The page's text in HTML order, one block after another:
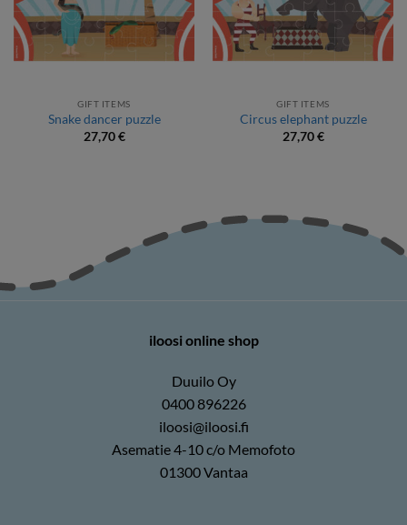
GIFT ITEMS
Snake dancer puzzle
27,70€
GIFT ITEMS
Circus elephant puzzle
27,70€
iloosi online shop
Duuilo Oy
0400 896226
iloosi@iloosi.fi
Asematie 4-10 c/o Memofoto
01300 Vantaa